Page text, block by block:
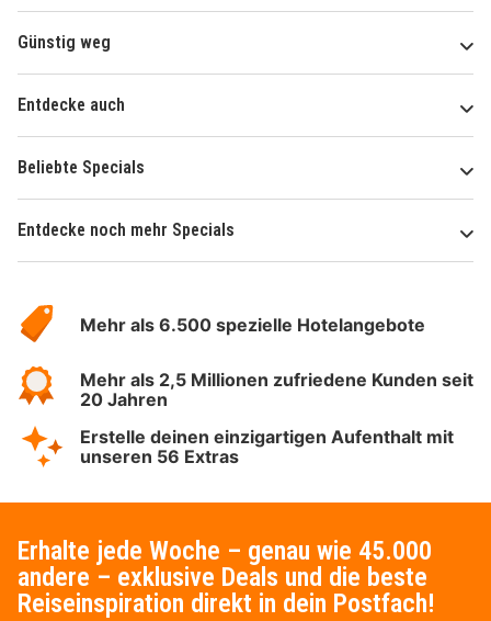
Günstig weg
Entdecke auch
Beliebte Specials
Entdecke noch mehr Specials
Hotelspecials
Mehr als 6.500 spezielle Hotelangebote
Mehr als 2,5 Millionen zufriedene Kunden seit
20 Jahren
Erstelle deinen einzigartigen Aufenthalt mit
unseren 56 Extras
Erhalte jede Woche – genau wie 45.000
andere – exklusive Deals und die beste
Reiseinspiration direkt in dein Postfach!